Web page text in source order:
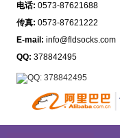
电话: 0573-87621688
传真: 0573-87621222
E-mail: info@fldsocks.com
QQ: 378842495